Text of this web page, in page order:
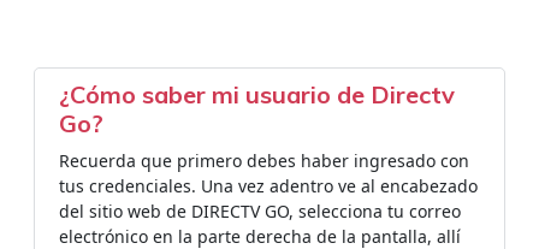
¿Cómo saber mi usuario de Directv
Go?
Recuerda que primero debes haber ingresado con
tus credenciales. Una vez adentro ve al encabezado
del sitio web de DIRECTV GO, selecciona tu correo
electrónico en la parte derecha de la pantalla, allí